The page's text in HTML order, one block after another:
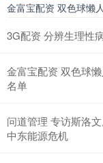
金富宝配资 双色球懒
3G配资 分辨生理性
金富宝配资 双色球
名单
问道管理 专访斯洛
中东能源危机